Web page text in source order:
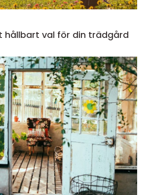
hållbart val för din trädgård